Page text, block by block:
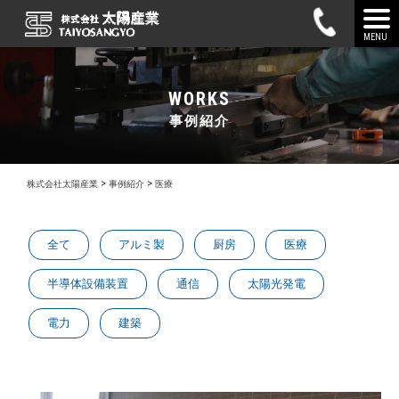
MENU
WORKS
事例紹介
株式会社太陽産業 > 事例紹介 > 医療
全て アルミ製 厨房 医療
半導体設備装置 通信 太陽光発電
電力 建築